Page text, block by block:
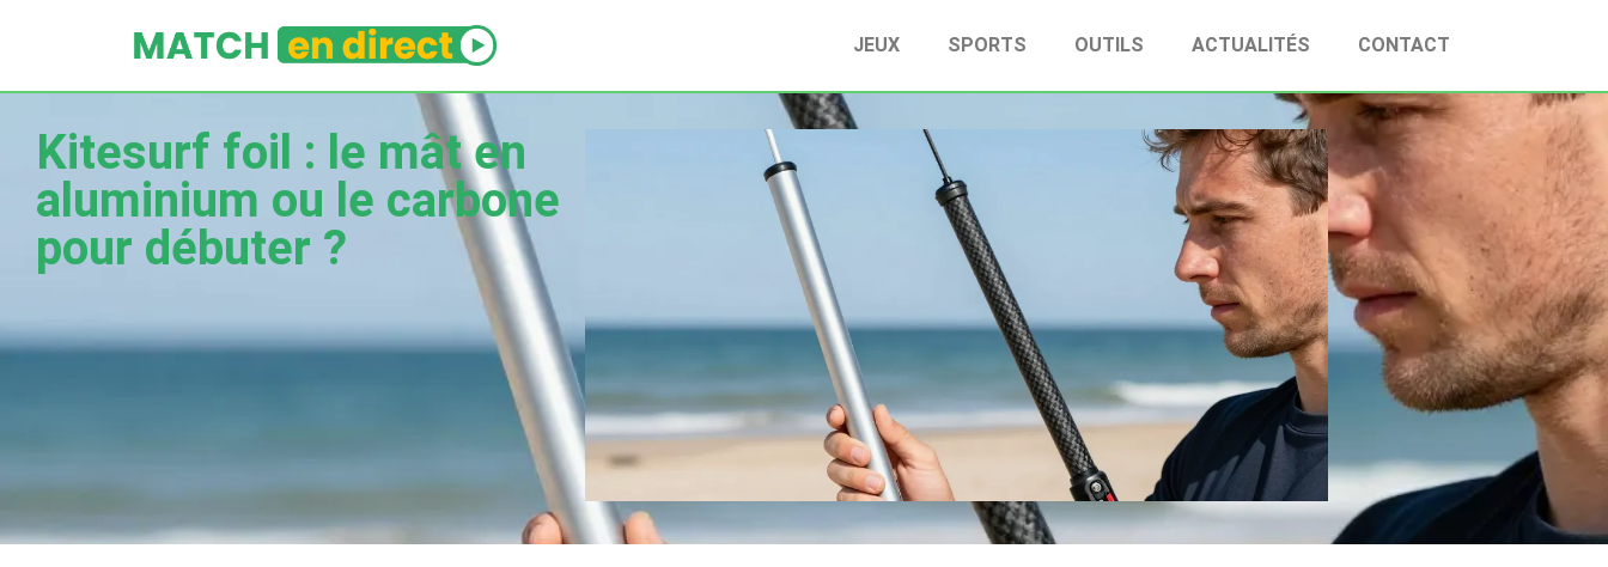
JEUX SPORTS OUTILS ACTUALITÉS CONTACT
Kitesurf foil : le mât en
aluminium ou le carbone
pour débuter ?